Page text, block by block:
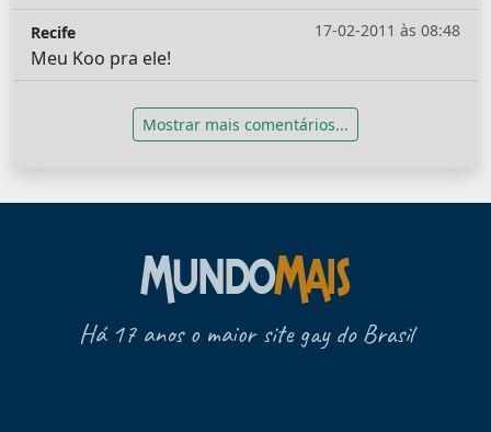
17-02-2011 às 08:48
Recife
Meu Koo pra ele!
Mostrar mais comentários...
Há 17 anos o maior site gay do Brasil